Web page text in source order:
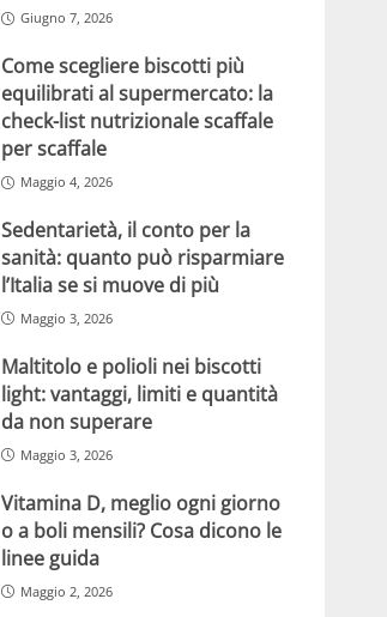
Giugno 7, 2026
Come scegliere biscotti più
equilibrati al supermercato: la
check-list nutrizionale scaffale
per scaffale
Maggio 4, 2026
Sedentarietà, il conto per la
sanità: quanto può risparmiare
l’Italia se si muove di più
Maggio 3, 2026
Maltitolo e polioli nei biscotti
light: vantaggi, limiti e quantità
da non superare
Maggio 3, 2026
Vitamina D, meglio ogni giorno
o a boli mensili? Cosa dicono le
linee guida
Maggio 2, 2026